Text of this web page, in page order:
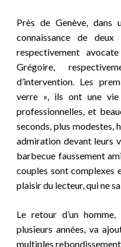
Près de Genève,
connaissance de
respectivement
Grégoire,
d’intervention. Les
verre », ils ont une
professionnelles, et
seconds, plus modestes,
admiration devant leurs
barbecue faussement
couples sont complexes
plaisir du lecteur, qui ne
Le retour d’un
plusieurs années, va
multiples